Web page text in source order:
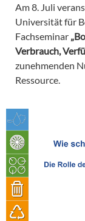
Am 8. Juli
Universität für
Fachseminar
Verbrauch,
zunehmenden
Ressource.